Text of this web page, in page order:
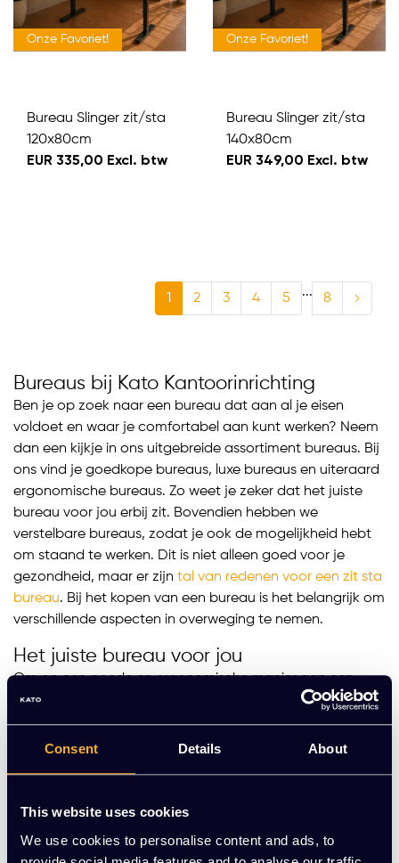
Consent Details About
This website uses cookies
We use cookies to personalise content and ads, to
Onze Favoriet!
Bureau Slinger zit/sta
120x80cm
EUR 335,00 Excl. btw
Onze Favoriet!
Bureau Slinger zit/sta
140x80cm
EUR 349,00 Excl. btw
1 2 3 4 5 ... 8
Bureaus bij Kato Kantoorinrichting
Ben je op zoek naar een bureau dat aan al je eisen
voldoet en waar je comfortabel aan kunt werken? Neem
dan een kijkje in ons uitgebreide assortiment bureaus. Bij
ons vind je goedkope bureaus, luxe bureaus en uiteraard
ergonomische bureaus. Zo weet je zeker dat het juiste
bureau voor jou erbij zit. Bovendien hebben we
verstelbare bureaus, zodat je ook de mogelijkheid hebt
om staand te werken. Dit is niet alleen goed voor je
gezondheid, maar er zijn tal van redenen voor een zit sta
bureau. Bij het kopen van een bureau is het belangrijk om
verschillende aspecten in overweging te nemen.
Het juiste bureau voor jou
Om op een goede en ergonomische manier aan een
bureau te kunnen werken, is het belangrijk dat het bureau
de juiste bureau hoogte heeft voor jou.De juiste
werkhoudingis van groot belang. De hoogte van het
75 cm, wat geschikt is voor een lichaamslengte van
minstens 120 cm breed en 80 cm diep zijn, zodat je je